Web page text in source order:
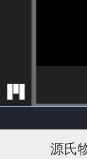
源氏